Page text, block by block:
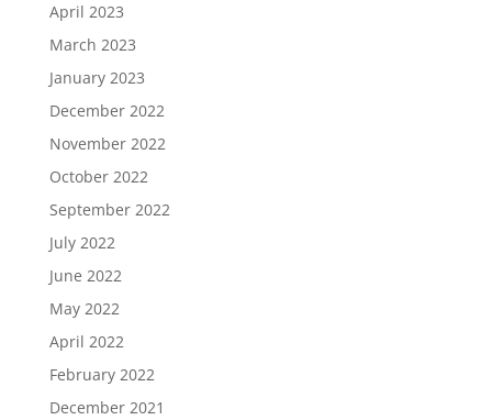
April 2023
March 2023
January 2023
December 2022
November 2022
October 2022
September 2022
July 2022
June 2022
May 2022
April 2022
February 2022
December 2021